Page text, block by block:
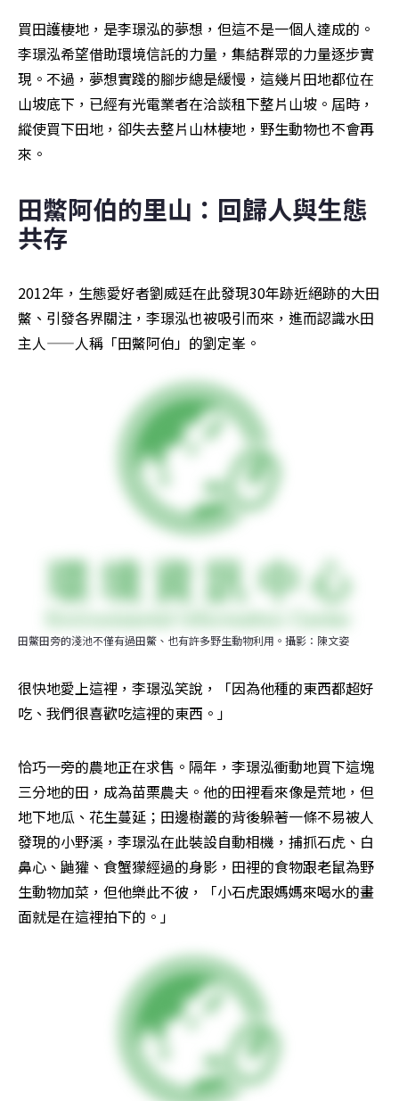
買田護棲地，是李璟泓的夢想，但這不是一個人達成的。
李璟泓希望借助環境信託的力量，集結群眾的力量逐步實
現。不過，夢想實踐的腳步總是緩慢，這幾片田地都位在
山坡底下，已經有光電業者在洽談租下整片山坡。屆時，
縱使買下田地，卻失去整片山林棲地，野生動物也不會再
來。
田鱉阿伯的里山：回歸人與生態
共存
2012年，生態愛好者劉威廷在此發現30年跡近絕跡的大田
鱉、引發各界關注，李璟泓也被吸引而來，進而認識水田
主人——人稱「田鱉阿伯」的劉定峯。
田鱉田旁的淺池不僅有過田鱉、也有許多野生動物利用。攝影：陳文姿
很快地愛上這裡，李璟泓笑說，「因為他種的東西都超好
吃、我們很喜歡吃這裡的東西。」
恰巧一旁的農地正在求售。隔年，李璟泓衝動地買下這塊
三分地的田，成為苗栗農夫。他的田裡看來像是荒地，但
地下地瓜、花生蔓延；田邊樹叢的背後躲著一條不易被人
發現的小野溪，李璟泓在此裝設自動相機，捕抓石虎、白
鼻心、鼬獾、食蟹獴經過的身影，田裡的食物跟老鼠為野
生動物加菜，但他樂此不彼，「小石虎跟媽媽來喝水的畫
面就是在這裡拍下的。」